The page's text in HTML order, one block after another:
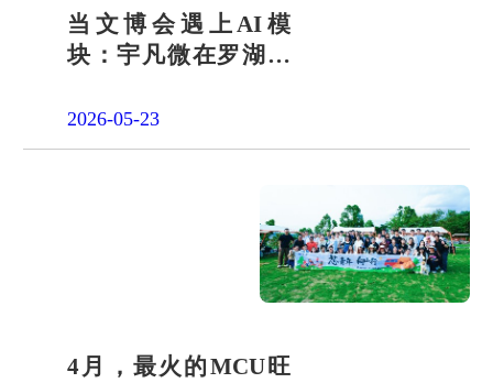
当文博会遇上AI模
块：宇凡微在罗湖展
答卷
2026-05-23
4月，最火的MCU旺